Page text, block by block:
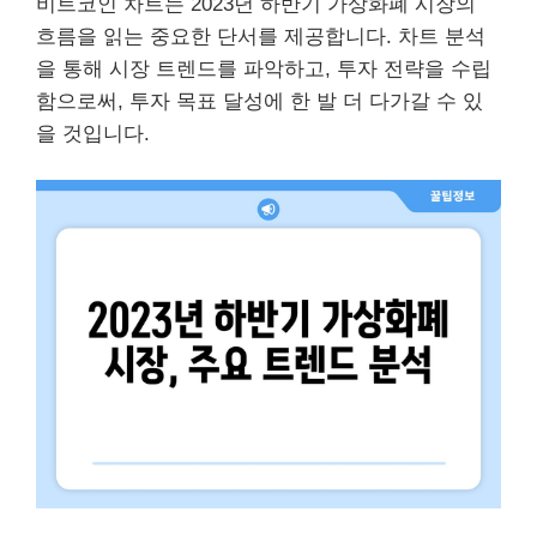
흐름을 읽는 중요한 단서를 제공합니다. 차트 분석
을 통해 시장 트렌드를 파악하고, 투자 전략을 수립
함으로써, 투자 목표 달성에 한 발 더 다가갈 수 있
을 것입니다.